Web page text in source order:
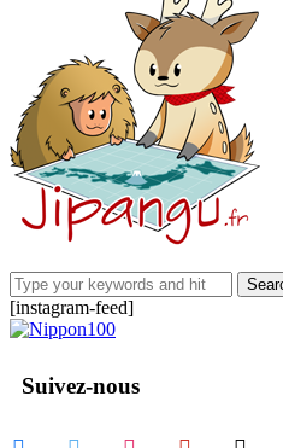
[instagram-feed]
Suivez-nous
twitter instagrampinterest mail